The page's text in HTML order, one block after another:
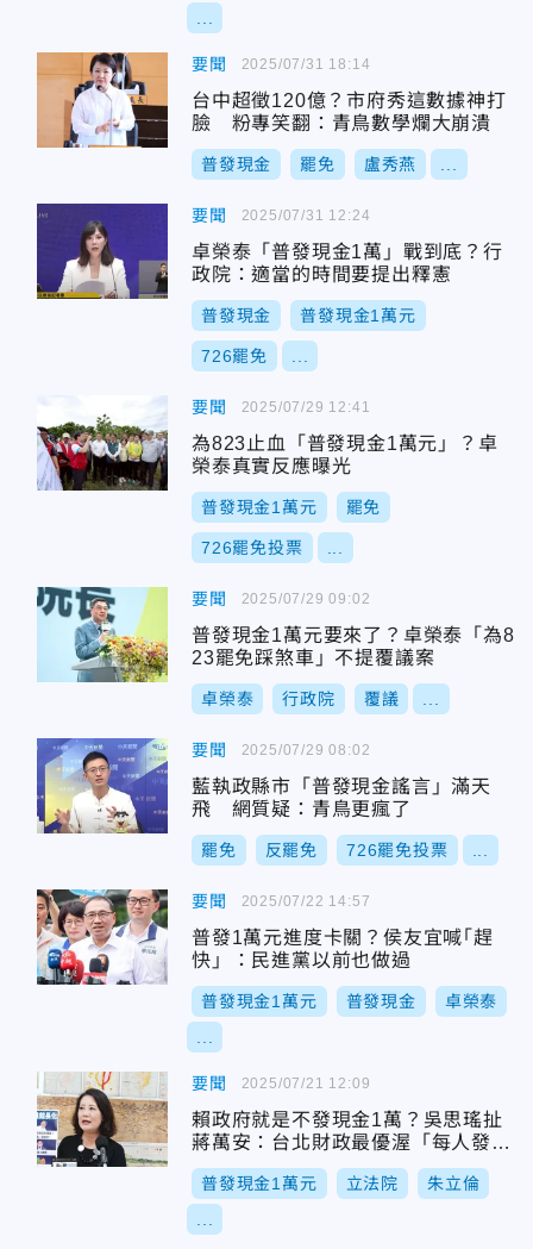
要聞
台中超徵120億？市府秀這數據神打
臉 粉專笑翻：青鳥數學爛大崩潰
普發現金 罷免 盧秀燕
2025/07/31 18:14
要聞
卓榮泰「普發現金1萬」戰到底？行
政院：適當的時間要提出釋憲
普發現金 普發現金1萬元
726罷免
2025/07/31 12:24
要聞
為823止血「普發現金1萬元」？卓
榮泰真實反應曝光
普發現金1萬元 罷免
726罷免投票
2025/07/29 12:41
要聞
普發現金1萬元要來了？卓榮泰「為8
23罷免踩煞車」不提覆議案
卓榮泰 行政院 覆議
2025/07/29 09:02
要聞
藍執政縣市「普發現金謠言」滿天
飛 網質疑：青鳥更瘋了
罷免 反罷免 726罷免投票
2025/07/29 08:02
要聞
普發1萬元進度卡關？侯友宜喊｢趕
快」：民進黨以前也做過
普發現金1萬元 普發現金 卓榮泰
2025/07/22 14:57
要聞
賴政府就是不發現金1萬？吳思瑤扯
蔣萬安：台北財政最優渥「每人發2
萬」
普發現金1萬元 立法院 朱立倫
2025/07/21 12:09